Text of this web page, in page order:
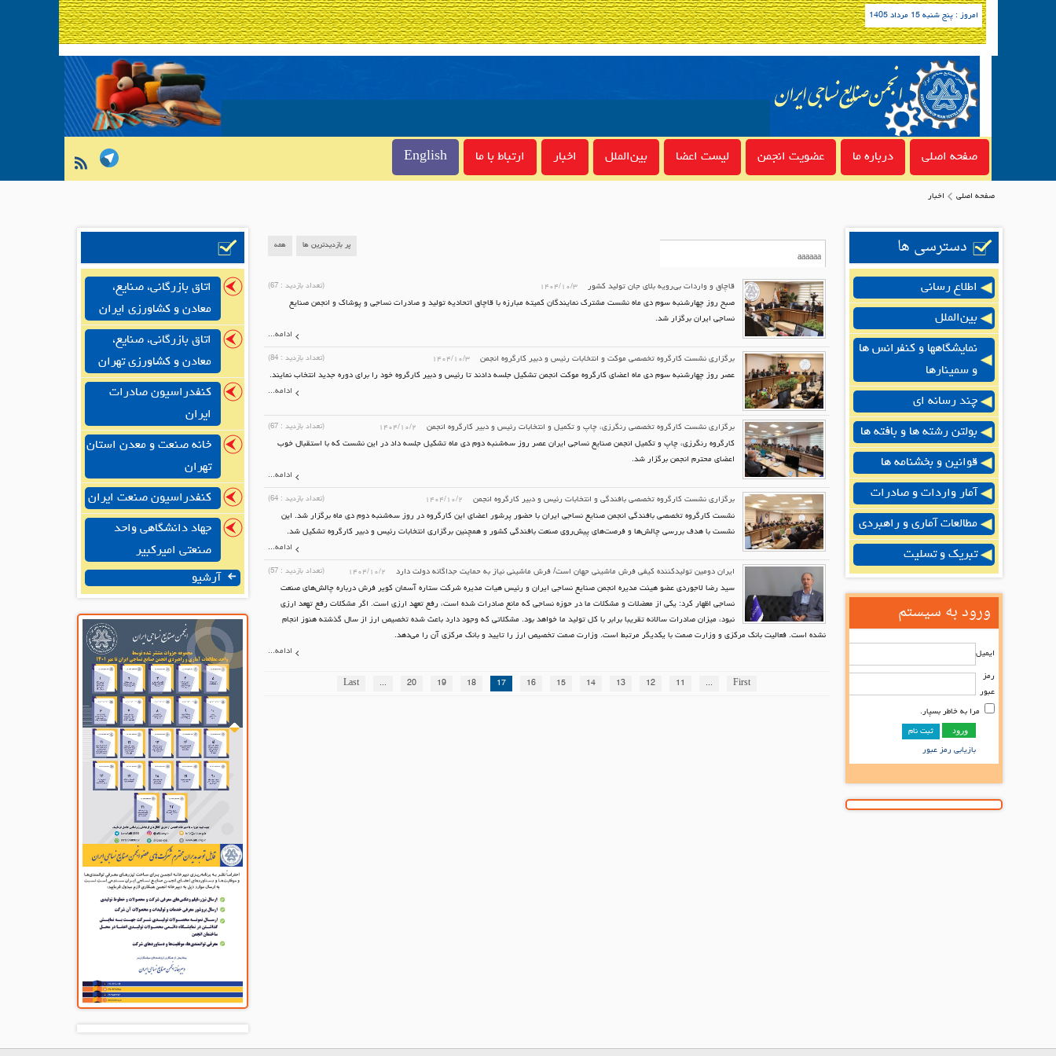
امروز : پنج شنبه 15 مرداد 1405
صفحه اصلی درباره ما عضویت انجمن لیست اعضا بین‌الملل اخبار ارتباط با ما English
صفحه اصلی اخبار
دسترسی ها
اطلاع رسانی
بین‌الملل
نمایشگاهها و کنفرانس ها
و سمینارها
چند رسانه ای
بولتن رشته ها و بافته ها
قوانین و بخشنامه ها
آمار واردات و صادرات
مطالعات آماری و راهبردی
تبریک و تسلیت
ورود به سیستم
ایمیل
رمز
عبور
مرا به خاطر بسپار.
ثبت نام
بازیابی رمز عبور
پر بازدیدترین ها همه
قاچاق و واردات بی‌رویه بلای جان تولید کشور ۱۴۰۴/۱۰/۳ (تعداد بازدید : 67
)
صبح روز چهارشنبه سوم دی ماه نشست مشترک نمایندگان کمیته مبارزه با قاچاق اتحادیه تولید و صادرات نساجی و پوشاک و انجمن صنایع
نساجی ایران برگزار شد.
ادامه...
برگزاری نشست کارگروه تخصصی موکت و انتخابات رئیس و دبیر کارگروه انجمن ۱۴۰۴/۱۰/۳ (تعداد بازدید : 84
)
عصر روز چهارشنبه سوم دی ماه اعضای کارگروه موکت انجمن تشکیل جلسه دادند تا رئیس و دبیر کارگروه خود را برای دوره جدید انتخاب نمایند.
ادامه...
برگزاری نشست کارگروه تخصصی رنگرزی، چاپ و تکمیل و انتخابات رئیس و دبیر کارگروه انجمن ۱۴۰۴/۱۰/۲ (تعداد بازدید : 67
)
کارگروه رنگرزی، چاپ و تکمیل انجمن صنایع نساجی ایران عصر روز سه‌شنبه دوم دی ماه تشکیل جلسه داد در این نشست که با استقبال خوب
اعضای محترم انجمن برگزار شد.
ادامه...
برگزاری نشست کارگروه تخصصی بافندگی و انتخابات رئیس و دبیر کارگروه انجمن ۱۴۰۴/۱۰/۲ (تعداد بازدید : 64
)
نشست کارگروه تخصصی بافندگی انجمن صنایع نساجی ایران با حضور پرشور اعضای این کارگروه در روز سه‌شنبه دوم دی ماه برگزار شد. این
نشست با هدف بررسی چالش‌ها و فرصت‌های پیش‌روی صنعت بافندگی کشور و همچنین برگزاری انتخابات رئیس و دبیر کارگروه تشکیل شد.
ادامه...
ایران دومین تولیدکننده کیفی فرش ماشینی جهان است/ فرش ماشینی نیاز به حمایت جداگانه دولت دارد ۱۴۰۴/۱۰/۲ (تعداد بازدید : 57
)
سید رضا لاجوردی عضو هیئت مدیره انجمن صنایع نساجی ایران و رئیس هیات مدیره شرکت ستاره آسمان کویر فرش درباره چالش‌های صنعت
نساجی اظهار کرد: یکی از معضلات و مشکلات ما در حوزه نساجی که مانع صادرات شده است، رفع تعهد ارزی است. اگر مشکلات رفع تهعد ارزی
نبود، میزان صادرات سالانه تقریبا برابر با کل تولید ما خواهد بود. مشکلاتی که وجود دارد باعث شده تخصیص ارز از سال گذشته هنوز انجام
نشده است. فعالیت بانک مرکزی و وزارت صمت با یکدیگر مرتبط است. وزارت صمت تخصیص ارز را تایید و بانک مرکزی آن را می‌دهد.
ادامه...
First
...
11
12
13
14
15
16
17
18
19
20
...
Last
اتاق بازرگانی، صنایع،
معادن و کشاورزی ایران
اتاق بازرگانی، صنایع،
معادن و کشاورزی تهران
کنفدراسیون صادرات
ایران
خانه صنعت و معدن استان
تهران
کنفدراسیون صنعت ایران
جهاد دانشگاهی واحد
صنعتی امیرکبیر
آرشیو